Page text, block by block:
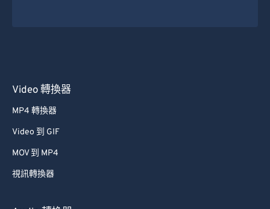
Video 轉換器
MP4 轉換器
Video 到 GIF
MOV 到 MP4
視訊轉換器